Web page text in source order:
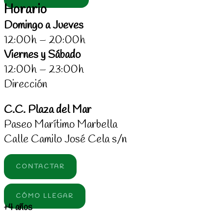
Horario
Domingo a Jueves
12:00h – 20:00h
Viernes y Sábado
12:00h – 23:00h
Dirección
C.C. Plaza del Mar
Paseo Marítimo Marbella
Calle Camilo José Cela s/n
CONTACTAR
CÓMO LLEGAR
+4 años